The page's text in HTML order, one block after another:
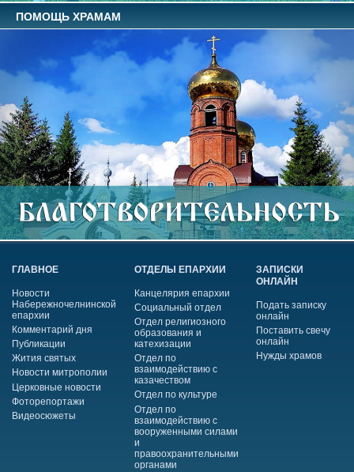
ПОМОЩЬ ХРАМАМ
ГЛАВНОЕ
Новости
Набережночелнинской
епархии
Комментарий дня
Публикации
Жития святых
Новости митрополии
Церковные новости
Фоторепортажи
Видеосюжеты
ОТДЕЛЫ ЕПАРХИИ
Канцелярия епархии
Социальный отдел
Отдел религиозного
образования и
катехизации
Отдел по
взаимодействию с
казачеством
Отдел по культуре
Отдел по
взаимодействию с
вооруженными силами
и
правоохранительными
органами
ЗАПИСКИ
ОНЛАЙН
Подать записку
онлайн
Поставить свечу
онлайн
Нужды храмов